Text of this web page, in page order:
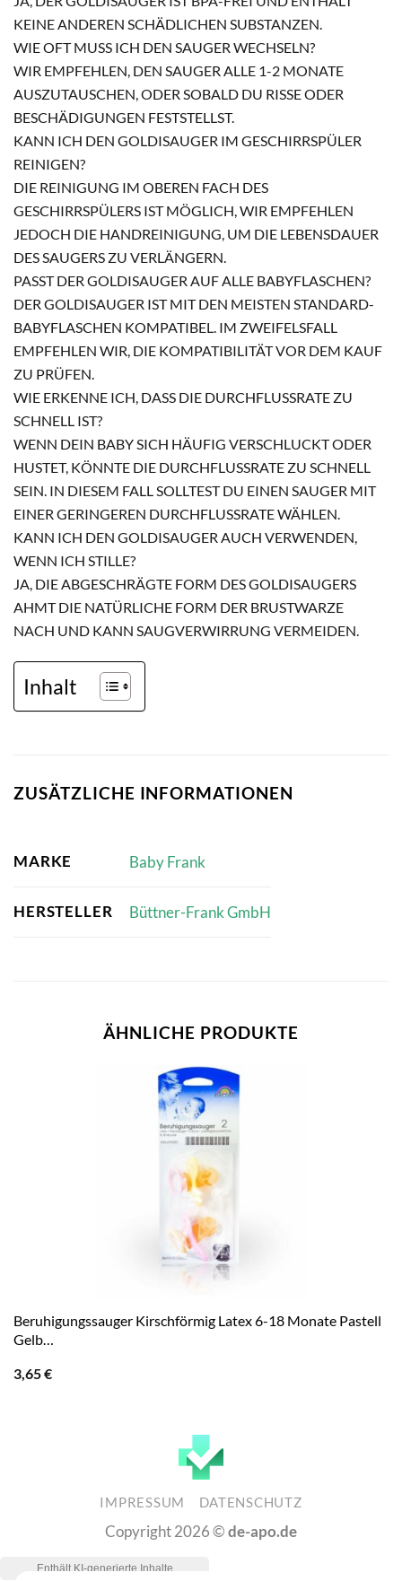
KEINE ANDEREN SCHÄDLICHEN SUBSTANZEN.
WIE OFT MUSS ICH DEN SAUGER WECHSELN?
WIR EMPFEHLEN, DEN SAUGER ALLE 1-2 MONATE
AUSZUTAUSCHEN, ODER SOBALD DU RISSE ODER
BESCHÄDIGUNGEN FESTSTELLST.
KANN ICH DEN GOLDISAUGER IM GESCHIRRSPÜLER
REINIGEN?
DIE REINIGUNG IM OBEREN FACH DES
GESCHIRRSPÜLERS IST MÖGLICH, WIR EMPFEHLEN
JEDOCH DIE HANDREINIGUNG, UM DIE LEBENSDAUER
DES SAUGERS ZU VERLÄNGERN.
PASST DER GOLDISAUGER AUF ALLE BABYFLASCHEN?
DER GOLDISAUGER IST MIT DEN MEISTEN STANDARD-
BABYFLASCHEN KOMPATIBEL. IM ZWEIFELSFALL
EMPFEHLEN WIR, DIE KOMPATIBILITÄT VOR DEM KAUF
ZU PRÜFEN.
WIE ERKENNE ICH, DASS DIE DURCHFLUSSRATE ZU
SCHNELL IST?
WENN DEIN BABY SICH HÄUFIG VERSCHLUCKT ODER
HUSTET, KÖNNTE DIE DURCHFLUSSRATE ZU SCHNELL
SEIN. IN DIESEM FALL SOLLTEST DU EINEN SAUGER MIT
EINER GERINGEREN DURCHFLUSSRATE WÄHLEN.
KANN ICH DEN GOLDISAUGER AUCH VERWENDEN,
WENN ICH STILLE?
JA, DIE ABGESCHRÄGTE FORM DES GOLDISAUGERS
AHMT DIE NATÜRLICHE FORM DER BRUSTWARZE
NACH UND KANN SAUGVERWIRRUNG VERMEIDEN.
Inhalt
ZUSÄTZLICHE INFORMATIONEN
MARKE Baby Frank
HERSTELLER Büttner-Frank GmbH
ÄHNLICHE PRODUKTE
Beruhigungssauger Kirschförmig Latex 6-18 Monate Pastell
Gelb…
3,65€
IMPRESSUM DATENSCHUTZ
Copyright 2026 ©de-apo.de